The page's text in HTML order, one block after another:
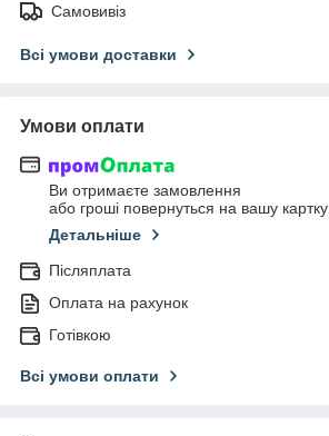
Самовивіз
Всі умови доставки
Умови оплати
Ви отримаєте замовлення
або гроші повернуться на вашу картку
Детальніше
Післяплата
Оплата на рахунок
Готівкою
Всі умови оплати